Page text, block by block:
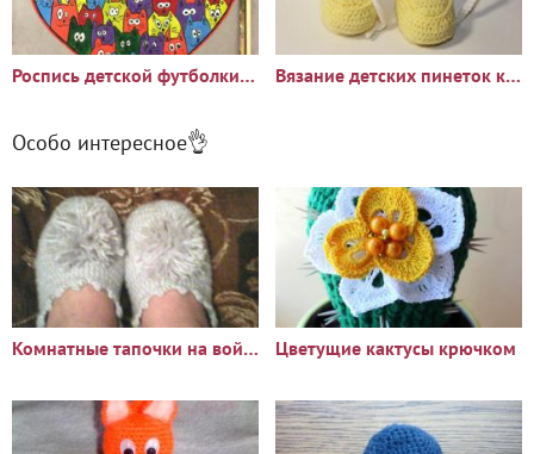
Роспись детской футболки в технике батик Вязание детских пинеток крючком
Особо интересное👌
Комнатные тапочки на войлочной подошве Цветущие кактусы крючком